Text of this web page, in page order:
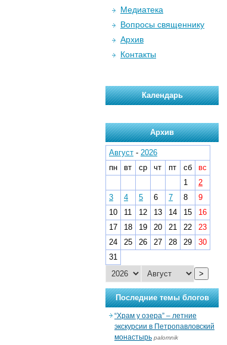
Медиатека
Вопросы священнику
Архив
Контакты
Календарь
Архив
Август - 2026
пн
вт ср чт пт сб
вс
1
2
3
4 5 6 7 8
9
10
11 12 13 14 15
16
17
18 19 20 21 22
23
24
25 26 27 28 29
30
31
>
Последние темы блогов
“Храм у озера” – летние
экскурсии в Петропавловский
монастырь palomnik